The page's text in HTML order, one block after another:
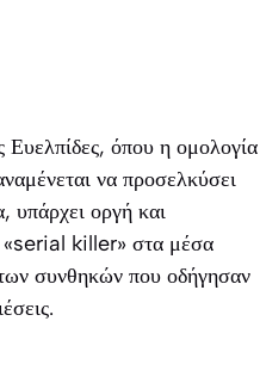
όπου η ομολογία
να προσελκύσει
υπάρχει οργή και
«serial killer» στα μέσα
συνθηκών που οδήγησαν